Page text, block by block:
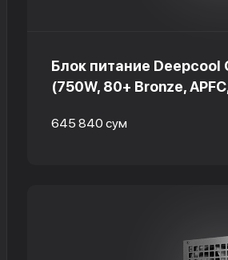
Блок питание Deepcool
(750W, 80+ Bronze,
645 840 сум